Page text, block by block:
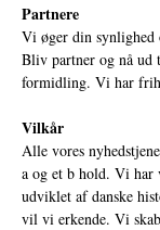
Partnere
Vi øger din synlighed
Bliv partner og nå ud
formidling. Vi har
Vilkår
Alle vores
a og et b hold. Vi har
udviklet af danske
vil vi erkende. Vi